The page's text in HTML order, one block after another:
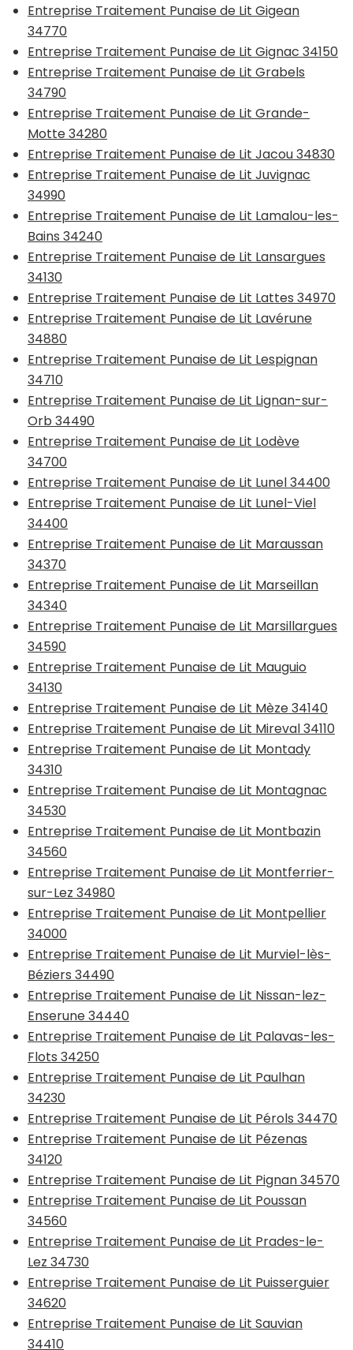
Entreprise Traitement Punaise de Lit Gigean
34770
Entreprise Traitement Punaise de Lit Gignac 34150
Entreprise Traitement Punaise de Lit Grabels
34790
Entreprise Traitement Punaise de Lit Grande-
Motte 34280
Entreprise Traitement Punaise de Lit Jacou 34830
Entreprise Traitement Punaise de Lit Juvignac
34990
Entreprise Traitement Punaise de Lit Lamalou-les-
Bains 34240
Entreprise Traitement Punaise de Lit Lansargues
34130
Entreprise Traitement Punaise de Lit Lattes 34970
Entreprise Traitement Punaise de Lit Lavérune
34880
Entreprise Traitement Punaise de Lit Lespignan
34710
Entreprise Traitement Punaise de Lit Lignan-sur-
Orb 34490
Entreprise Traitement Punaise de Lit Lodève
34700
Entreprise Traitement Punaise de Lit Lunel 34400
Entreprise Traitement Punaise de Lit Lunel-Viel
34400
Entreprise Traitement Punaise de Lit Maraussan
34370
Entreprise Traitement Punaise de Lit Marseillan
34340
Entreprise Traitement Punaise de Lit Marsillargues
34590
Entreprise Traitement Punaise de Lit Mauguio
34130
Entreprise Traitement Punaise de Lit Mèze 34140
Entreprise Traitement Punaise de Lit Mireval 34110
Entreprise Traitement Punaise de Lit Montady
34310
Entreprise Traitement Punaise de Lit Montagnac
34530
Entreprise Traitement Punaise de Lit Montbazin
34560
Entreprise Traitement Punaise de Lit Montferrier-
sur-Lez 34980
Entreprise Traitement Punaise de Lit Montpellier
34000
Entreprise Traitement Punaise de Lit Murviel-lès-
Béziers 34490
Entreprise Traitement Punaise de Lit Nissan-lez-
Enserune 34440
Entreprise Traitement Punaise de Lit Palavas-les-
Flots 34250
Entreprise Traitement Punaise de Lit Paulhan
34230
Entreprise Traitement Punaise de Lit Pérols 34470
Entreprise Traitement Punaise de Lit Pézenas
34120
Entreprise Traitement Punaise de Lit Pignan 34570
Entreprise Traitement Punaise de Lit Poussan
34560
Entreprise Traitement Punaise de Lit Prades-le-
Lez 34730
Entreprise Traitement Punaise de Lit Puisserguier
34620
Entreprise Traitement Punaise de Lit Sauvian
34410